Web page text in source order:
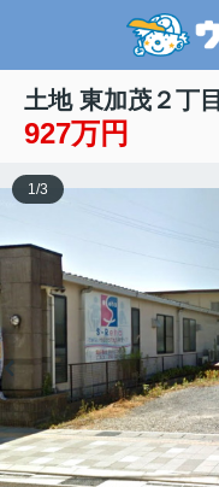
土地 東加茂２丁目
927万円
1/3